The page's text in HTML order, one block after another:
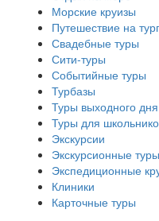
Морские круизы
Путешествие на
Свадебные туры
Сити-туры
Событийные туры
Турбазы
Туры выходного дня
Туры для
Экскурсии
Экскурсионные туры
Экспедиционные
Клиники
Карточные туры